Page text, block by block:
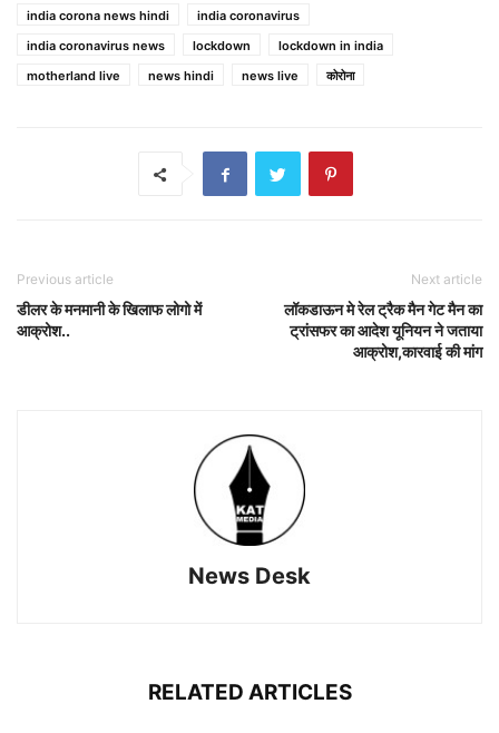
india corona news hindi
india coronavirus
india coronavirus news
lockdown
lockdown in india
motherland live
news hindi news live कोरोना
Previous article
डीलर के मनमानी के खिलाफ लोगो में
आक्रोश..
Next article
लॉकडाऊन मे रेल ट्रैक मैन गेट मैन का
ट्रांसफर का आदेश यूनियन ने जताया
आक्रोश,कारवाई की मांग
News Desk
RELATED ARTICLES